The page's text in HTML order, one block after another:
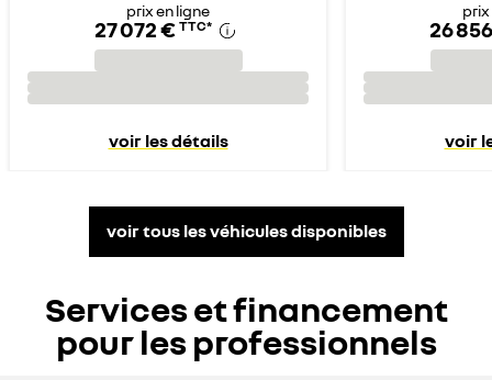
prix en ligne
27 072 € TTC*
voir les détails
prix
26
voir
voir tous les véhicules disponibles
Services et financement
pour les professionnels